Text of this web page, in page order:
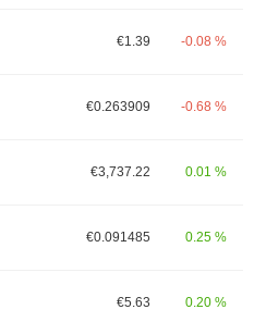
€1.39 -0.08 %
€0.263909 -0.68 %
€3,737.22 0.01 %
€0.091485 0.25 %
€5.63 0.20 %